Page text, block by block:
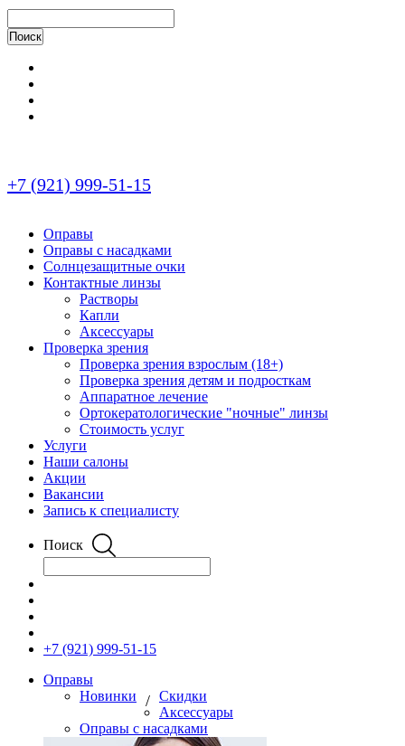
+7 (921) 999-51-15
Оправы
Оправы с насадками
Солнцезащитные очки
Контактные линзы
Растворы
Капли
Аксессуары
Проверка зрения
Проверка зрения взрослым (18+)
Проверка зрения детям и подросткам
Аппаратное лечение
Ортокератологические "ночные" линзы
Стоимость услуг
Услуги
Наши салоны
Акции
Вакансии
Запись к специалисту
Поиск
+7 (921) 999-51-15
Оправы
Новинки
/ Скидки
Аксессуары
Оправы с насадками